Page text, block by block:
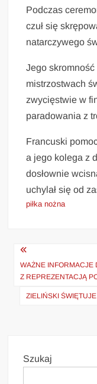
Podczas
czuł się
natarczywego
Jego
mistrzostwach
zwycięstwie w
paradowania z
Francuski
a jego kolega z
dosłownie
uchylał się od
piłka nożna
Nawigacja
wpisu
WAŻNE INFORMACJE
Z REPREZENTACJĄ
ZIELIŃSKI
Szukaj